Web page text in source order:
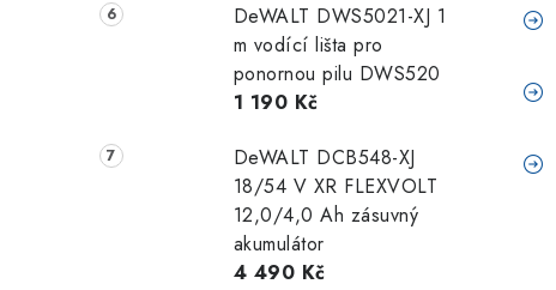
DeWALT DWS5021-XJ 1
m vodící lišta pro
ponornou pilu DWS520
1 190 Kč
DeWALT DCB548-XJ
18/54 V XR FLEXVOLT
12,0/4,0 Ah zásuvný
akumulátor
4 490 Kč